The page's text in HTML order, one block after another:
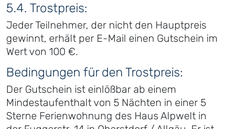
5.4. Trostpreis:
Jeder Teilnehmer, der nicht den Hauptpreis
gewinnt, erhält per E-Mail einen Gutschein im
Wert von 100 €.
Bedingungen für den Trostpreis:
Der Gutschein ist einlößbar ab einem
Mindestaufenthalt von 5 Nächten in einer 5
Sterne Ferienwohnung des Haus Alpwelt in